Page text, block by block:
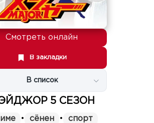
Смотреть онлайн
В закладки
В список
5 СЕЗОН
• сёнен • спорт